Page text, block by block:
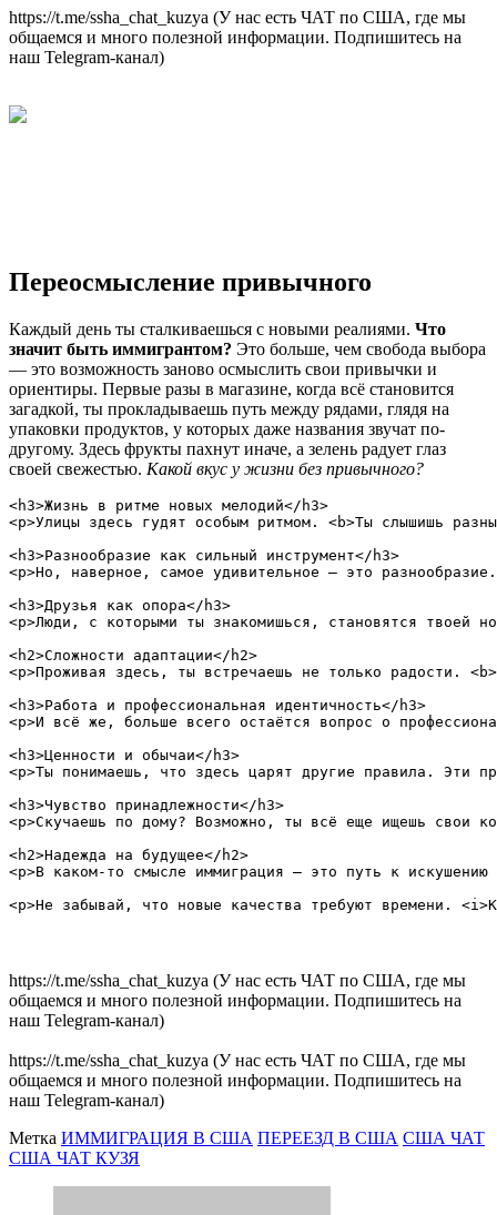
https://t.me/ssha_chat_kuzya (У нас есть ЧАТ по США, где мы
общаемся и много полезной информации. Подпишитесь на
наш Telegram-канал)
Переосмысление привычного
Каждый день ты сталкиваешься с новыми реалиями. Что
значит быть иммигрантом? Это больше, чем свобода выбора
— это возможность заново осмыслить свои привычки и
ориентиры. Первые разы в магазине, когда всё становится
загадкой, ты прокладываешь путь между рядами, глядя на
упаковки продуктов, у которых даже названия звучат по-
другому. Здесь фрукты пахнут иначе, а зелень радует глаз
своей свежестью. Какой вкус у жизни без привычного?
<h3>Жизнь в ритме новых мелодий</h3>
<p>Улицы здесь гудят особым ритмом. <b>Ты слышишь
<h3>Разнообразие как сильный инструмент</h3>
<p>Но, наверное, самое удивительное — это
<h3>Друзья как опора</h3>
<p>Люди, с которыми ты знакомишься, становятся твоей
<h2>Сложности адаптации</h2>
<p>Проживая здесь, ты встречаешь не только радости.
<h3>Работа и профессиональная идентичность</h3>
<p>И всё же, больше всего остаётся вопрос о
<h3>Ценности и обычаи</h3>
<p>Ты понимаешь, что здесь царят другие правила. Эти
<h3>Чувство принадлежности</h3>
<p>Скучаешь по дому? Возможно, ты всё еще ищешь свои
<h2>Надежда на будущее</h2>
<p>В каком-то смысле иммиграция — это путь к
https://t.me/ssha_chat_kuzya (У нас есть ЧАТ по США, где мы
общаемся и много полезной информации. Подпишитесь на
наш Telegram-канал)
https://t.me/ssha_chat_kuzya (У нас есть ЧАТ по США, где мы
общаемся и много полезной информации. Подпишитесь на
наш Telegram-канал)
Метка ИММИГРАЦИЯ В США ПЕРЕЕЗД В США США ЧАТ
США ЧАТ КУЗЯ